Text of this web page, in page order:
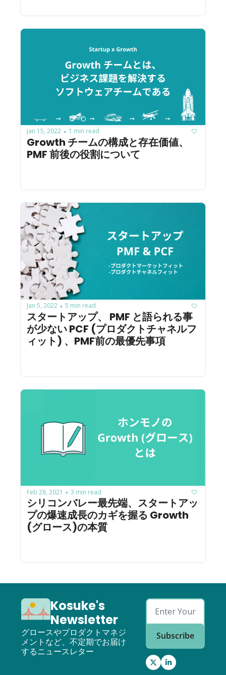
Jan 15, 2022 • 1 min read
Growth チームの構成と存在価値、
PMF 前後の役割について
Jan 5, 2022 • 5 min read
スタートアップ、 PMF と語られる事
が少ない PCF (プロダクトチャネルフ
ィット) 、PMF前の最優先事項
Feb 28, 2021 • 3 min read
シリコンバレー最先端、スタートアッ
プの爆速成長のカギを握る Growth
(グロース)の本質
Kosuke's
Newsletter
グロースやプロダクトマネジ
メントなど、不定期でお届け
するニュースレター
Subscribe